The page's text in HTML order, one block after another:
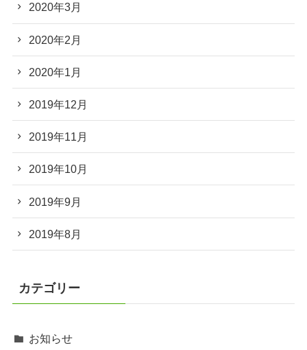
2020年3月
2020年2月
2020年1月
2019年12月
2019年11月
2019年10月
2019年9月
2019年8月
カテゴリー
お知らせ